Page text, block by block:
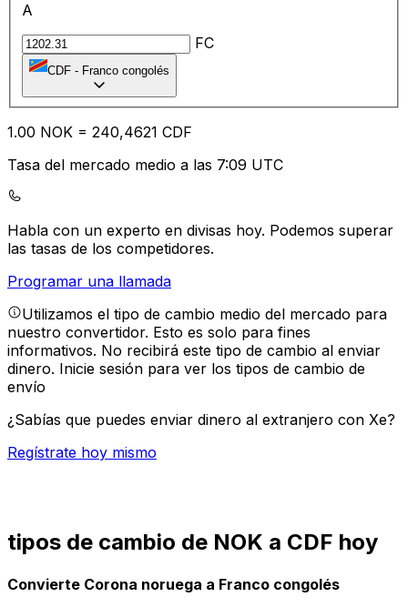
A
FC
CDF - Franco congolés
1.00 NOK = 240,4621 CDF
Tasa del mercado medio a las 7:09 UTC
Habla con un experto en divisas hoy. Podemos superar
las tasas de los competidores.
Programar una llamada
Utilizamos el tipo de cambio medio del mercado para
nuestro convertidor. Esto es solo para fines
informativos. No recibirá este tipo de cambio al enviar
dinero. Inicie sesión para ver los tipos de cambio de
envío
¿Sabías que puedes enviar dinero al extranjero con Xe?
Regístrate hoy mismo
tipos de cambio de NOK a CDF hoy
Convierte Corona noruega a Franco congolés